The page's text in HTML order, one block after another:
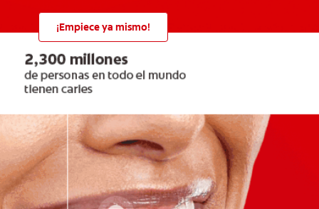
¡Empiece ya mismo!